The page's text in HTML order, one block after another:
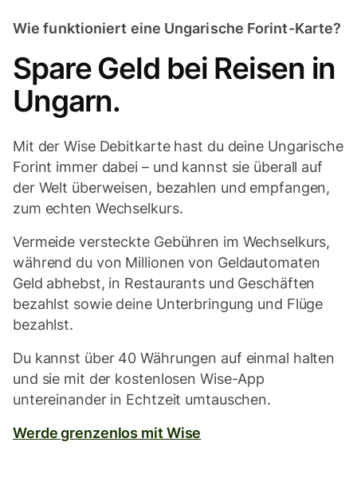
Spare Geld bei Reisen in
Ungarn.
Wie funktioniert eine Ungarische Forint-Karte?
Mit der Wise Debitkarte hast du deine Ungarische
Forint immer dabei – und kannst sie überall auf
der Welt überweisen, bezahlen und empfangen,
zum echten Wechselkurs.
Vermeide versteckte Gebühren im Wechselkurs,
während du von Millionen von Geldautomaten
Geld abhebst, in Restaurants und Geschäften
bezahlst sowie deine Unterbringung und Flüge
bezahlst.
Du kannst über 40 Währungen auf einmal halten
und sie mit der kostenlosen Wise-App
untereinander in Echtzeit umtauschen.
Werde grenzenlos mit Wise